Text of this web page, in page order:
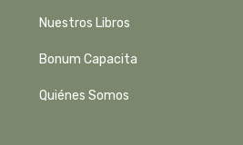
Nuestros Libros
Bonum Capacita
Quiénes Somos